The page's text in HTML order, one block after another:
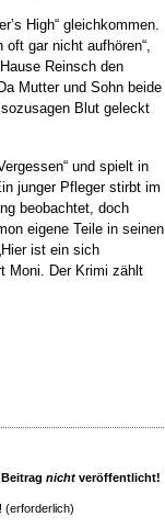
High“ gleichkommen.
gar nicht aufhören“,
Reinsch den
Mutter und Sohn beide
Blut geleckt
und spielt in
junger Pfleger stirbt im
beobachtet, doch
eigene Teile in seinen
ist ein sich
Moni. Der Krimi zählt
nicht veröffentlicht!
(erforderlich)